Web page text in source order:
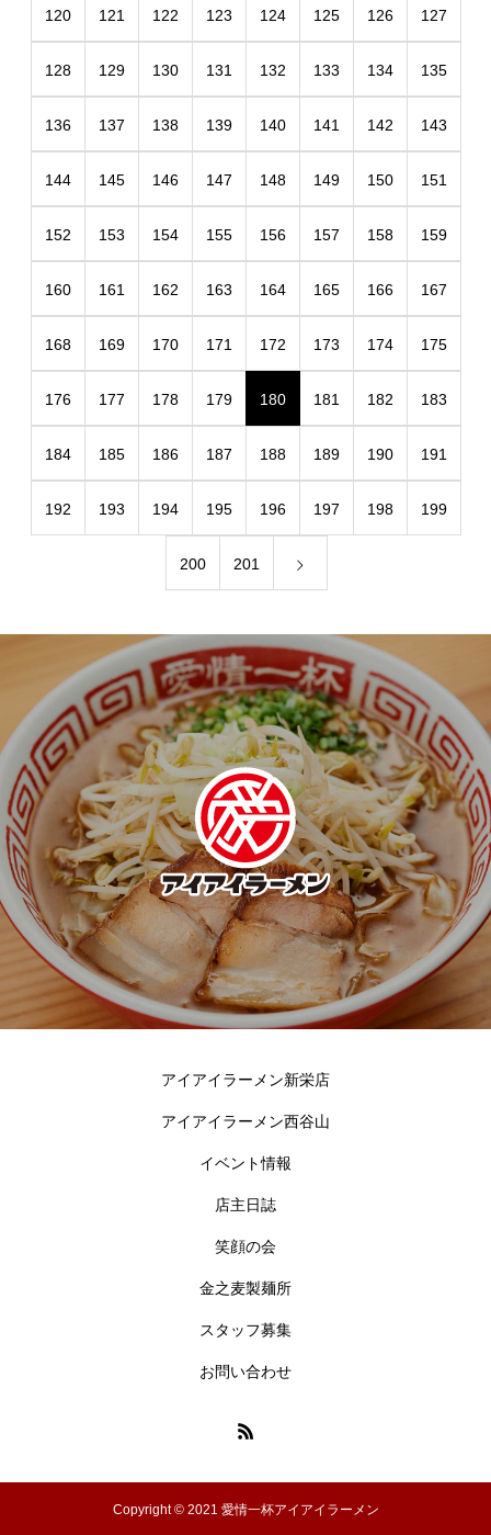
120 121 122 123 124 125 126 127
128 129 130 131 132 133 134 135
136 137 138 139 140 141 142 143
144 145 146 147 148 149 150 151
152 153 154 155 156 157 158 159
160 161 162 163 164 165 166 167
168 169 170 171 172 173 174 175
176 177 178 179 180 181 182 183
184 185 186 187 188 189 190 191
192 193 194 195 196 197 198 199
200 201
アイアイラーメン新栄店
アイアイラーメン西谷山
イベント情報
店主日誌
笑顔の会
金之麦製麺所
スタッフ募集
お問い合わせ
Copyright © 2021 愛情一杯アイアイラーメン